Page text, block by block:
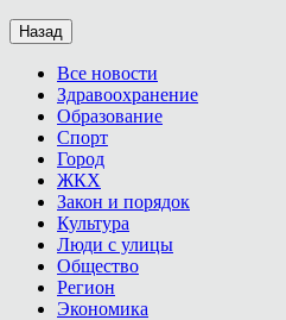
Назад
Все новости
Здравоохранение
Образование
Спорт
Город
ЖКХ
Закон и порядок
Культура
Люди с улицы
Общество
Регион
Экономика